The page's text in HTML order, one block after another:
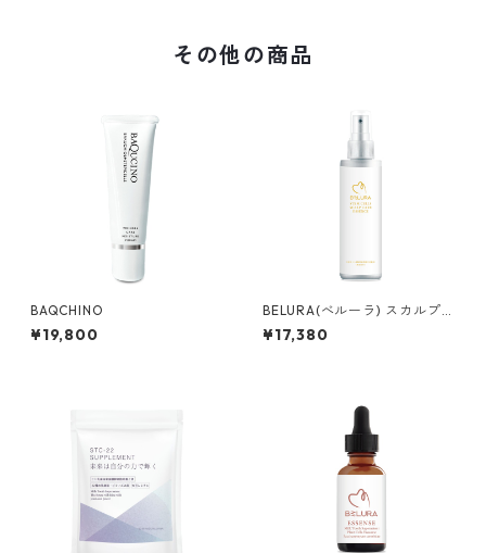
その他の商品
BAQCHINO
¥19,800
BELURA(べルーラ) スカルプケ
アエッセンス
¥17,380